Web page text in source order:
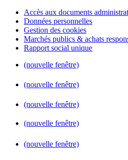
Accès aux documents
Données personnelles
Gestion des cookies
Marchés publics & achats
Rapport social unique
(nouvelle fenêtre)
(nouvelle fenêtre)
(nouvelle fenêtre)
(nouvelle fenêtre)
(nouvelle fenêtre)